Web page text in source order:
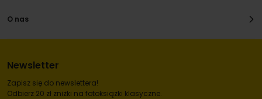
O nas
Newsletter
Zapisz się do newslettera!
Odbierz 20 zł zniżki na fotoksiążki klasyczne.